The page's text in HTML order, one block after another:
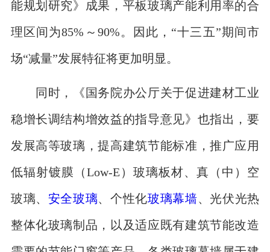
能规划研究》成果，平板玻璃产能利用率的合
理区间为85%～90%。因此，“十三五”期间市
场“减量”发展特征将更加明显。
同时，《国务院办公厅关于促进建材工业
稳增长调结构增效益的指导意见》也指出，要
发展高等玻璃，提高建筑节能标准，推广应用
低辐射镀膜（Low-E）玻璃板材、真（中）空
玻璃、 安全玻璃 、个性化玻璃幕墙 、光伏光热
整体化玻璃制品，以及适应既有建筑节能改造